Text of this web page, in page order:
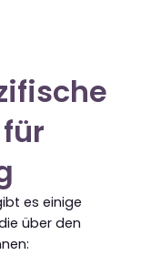
es einige
über den